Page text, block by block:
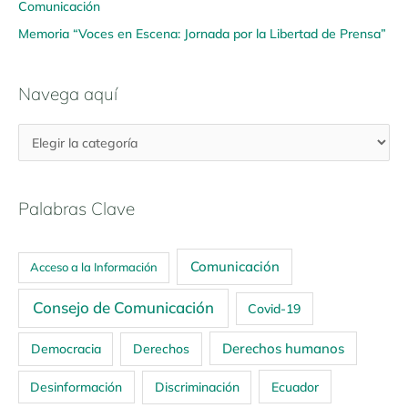
Comunicación
Memoria “Voces en Escena: Jornada por la Libertad de Prensa”
Navega aquí
Palabras Clave
Acceso a la Información Comunicación
Consejo de Comunicación Covid-19
Democracia Derechos Derechos humanos
Desinformación Discriminación Ecuador